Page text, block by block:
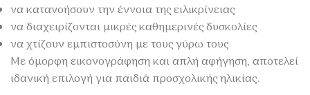
να κατανοήσουν την έννοια της ειλικρίνειας
να διαχειρίζονται μικρές καθημερινές δυσκολίες
να χτίζουν εμπιστοσύνη με τους γύρω τους
Με όμορφη εικονογράφηση και απλή αφήγηση, αποτελεί
ιδανική επιλογή για παιδιά προσχολικής ηλικίας.